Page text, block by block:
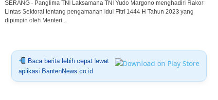
SERANG - Panglima TNI Laksamana TNI Yudo Margono menghadiri Rakor
Lintas Sektoral tentang pengamanan Idul Fitri 1444 H Tahun 2023 yang
dipimpin oleh Menteri...
Baca berita lebih cepat lewat
aplikasi BantenNews.co.id